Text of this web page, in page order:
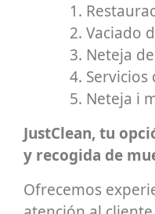
Vaciado
Neteja
Servicios
Neteja i
JustClean, tu
y recogida de
Ofrecemos